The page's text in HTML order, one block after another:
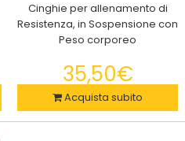
Cinghie per allenamento di
Resistenza, in Sospensione con
Peso corporeo
35,50€
Acquista subito